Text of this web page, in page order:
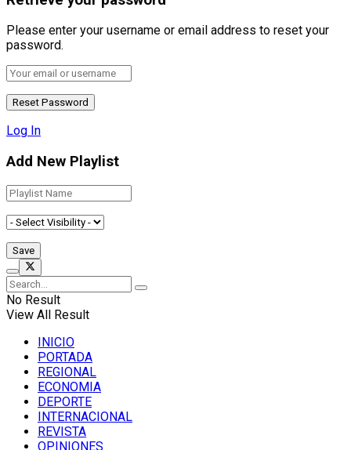
Please enter your username or email address to reset your
password.
Log In
Add New Playlist
No Result
View All Result
INICIO
PORTADA
REGIONAL
ECONOMIA
DEPORTE
INTERNACIONAL
REVISTA
OPINIONES